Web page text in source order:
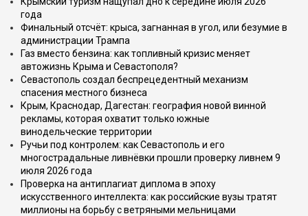
года
Финальный отсчёт: крыса, загнанная в угол, или безумие в
администрации Трампа
Газ вместо бензина: как топливный кризис меняет
автожизнь Крыма и Севастополя?
Севастополь создал беспрецедентный механизм
спасения местного бизнеса
Крым, Краснодар, Дагестан: география новой винной
рекламы, которая охватит только южные
винодельческие территории
Ручьи под контролем: как Севастополь и его
многострадальные ливнёвки прошли проверку ливнем 9
июля 2026 года
Проверка на антиплагиат диплома в эпоху
искусственного интеллекта: как российские вузы тратят
миллионы на борьбу с ветряными мельницами